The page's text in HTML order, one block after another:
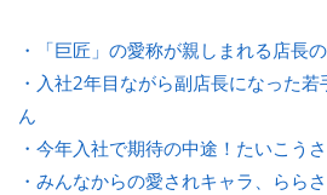
・「巨匠」の愛称が親しまれる店長
・入社2年目ながら副店長になった
ん
・今年入社で期待の中途！たいこう
・みんなからの愛されキャラ、らら